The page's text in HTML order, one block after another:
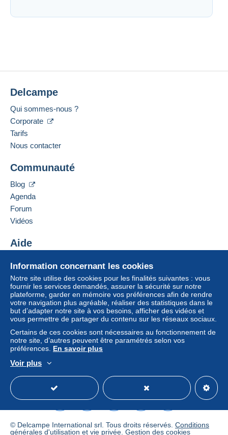
Information concernant les cookies
Notre site utilise des cookies pour les finalités suivantes : vous
fournir les services demandés, assurer la sécurité sur notre
plateforme, garder en mémoire vos préférences afin de rendre
votre navigation plus agréable, réaliser des statistiques dans le
but d’adapter notre site à vos besoins, afficher des vidéos et
vous permettre de partager du contenu sur les réseaux sociaux.
Certains de ces cookies sont nécessaires au fonctionnement de
notre site, d’autres peuvent être paramétrés selon vos
préférences. En savoir plus
Voir plus
Delcampe
Qui sommes-nous ?
Corporate
Tarifs
Nous contacter
Communauté
Blog
Agenda
Forum
Vidéos
Aide
Acheter sur Delcampe
Vendre sur Delcampe
Un site sécurisé
© Delcampe International srl. Tous droits réservés. Conditions
générales d'utilisation et vie privée Gestion des cookies